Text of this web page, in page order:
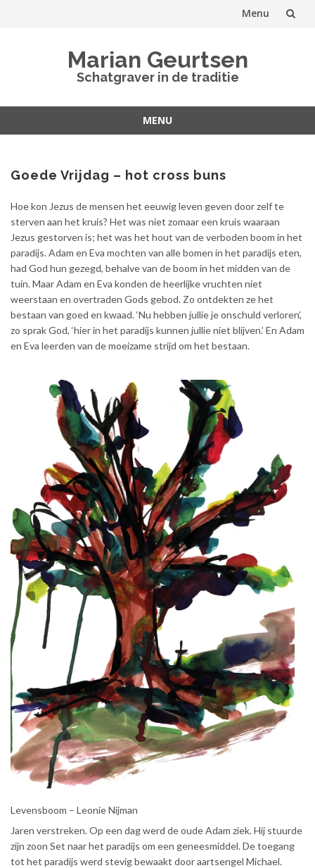
Menu
Marian Geurtsen
Schatgraver in de traditie
MENU
inhoud
Goede Vrijdag – hot cross buns
Hoe kon Jezus de mensen het eeuwig leven geven door zelf te
sterven aan het kruis? Het was niet zomaar een kruis waaraan
Jezus gestorven is; het was het hout van de verboden boom in het
paradijs. Adam en Eva mochten van alle bomen in het paradijs eten,
had God hun gezegd, behalve van de boom in het midden van de
tuin. Maar Adam en Eva konden de heerlijke vruchten niet
weerstaan en overtraden Gods gebod. Zo ontdekten ze het
bestaan van goed en kwaad. ‘Nu hebben jullie je onschuld verloren’,
zo sprak God, ‘hier in het paradijs kunnen jullie niet blijven.’ En Adam
en Eva leerden van de moeizame strijd om het bestaan.
Levensboom – Leonie Nijman
Jaren verstreken. Op een dag werd de oude Adam ziek. Hij stuurde
zijn zoon Set naar het paradijs om een geneesmiddel. De toegang
tot het paradijs werd stevig bewaakt door aartsengel Michael.